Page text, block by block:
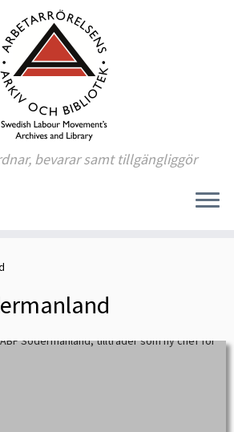
bevarar samt tillgängliggör